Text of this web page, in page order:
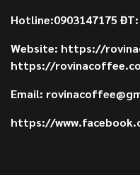
Hotline:0903147175
Website: https://
https://
Email:
https://